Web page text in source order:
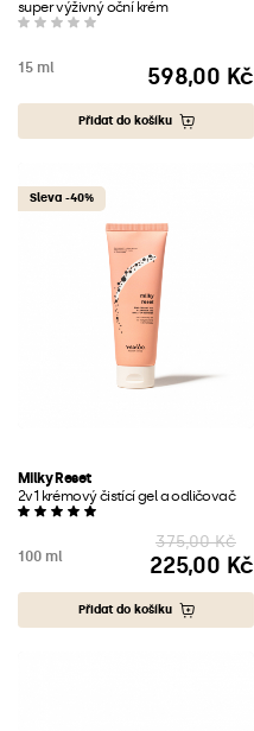
super výživný oční krém
15 ml
Cena
598,00 Kč
Přidat do košíku
Sleva -40%
Milky Reset
2v1 krémový čistící gel a odličovač
100 ml
375,00 Kč
Cena
225,00 Kč
Přidat do košíku